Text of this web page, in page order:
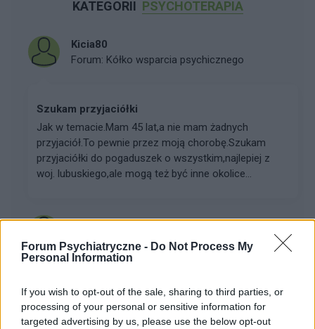
Forum Psychiatryczne - Do Not Process My
Personal Information
If you wish to opt-out of the sale, sharing to third parties, or
processing of your personal or sensitive information for
targeted advertising by us, please use the below opt-out
KATEGORII PSYCHOTERAPIA
Kicia80
Forum: Kółko wsparcia psychicznego
Szukam przyjaciółki
Jak w temacie.Mam 45 lat,a nie mam żadnych
przyjaciół.To pewnie przez moją chorobę.Szukam
przyjaciółki do pogaduszek o wszystkim,najlepiej z
woj. lubuskiego,ale mogą też być inne okolice...
Gerogina48
Terapia Systemowa
Cześć. Piszę z takim zapytaniem. Czy ktoś z Was
przerabiał może u psychoterapeuty swoje dzieciństwo